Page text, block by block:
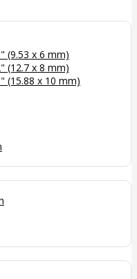
(9.53 x 6 mm)
(12.7 x 8 mm)
(15.88 x 10 mm)